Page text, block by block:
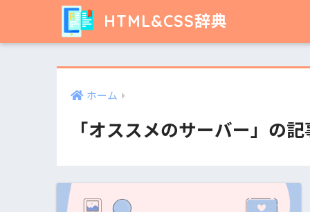
HTML&CSS辞典
ホーム
「オススメのサーバー」の